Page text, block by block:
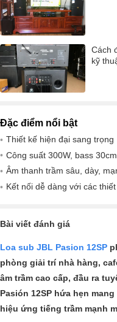
Cách
kỹ
Đặc điểm nổi bật
Thiết kế hiện đại sang trọng
Công suất 300W, bass 30cm
Âm thanh trầm sâu, dày,
Kết nối dễ dàng với các
Bài viết đánh giá
Loa sub JBL Pasion 12SP
phòng giải trí nhà hàng,
âm trầm cao cấp, đầu ra
Pasión 12SP hứa hẹn
hiệu ứng tiếng trầm mạnh